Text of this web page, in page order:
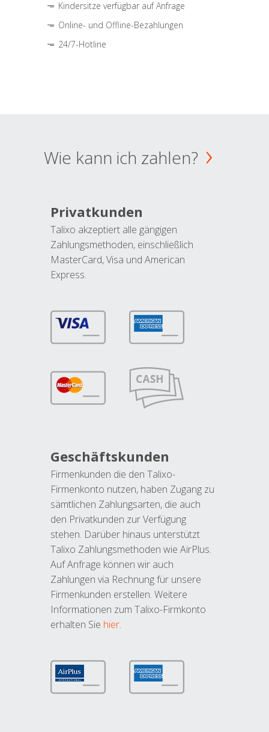
Kindersitze verfügbar auf Anfrage
Online- und Offline-Bezahlungen
24/7-Hotline
Wie kann ich zahlen?
Privatkunden
Talixo akzeptiert alle gängigen
Zahlungsmethoden, einschließlich
MasterCard, Visa und American
Express.
Geschäftskunden
Firmenkunden die den Talixo-
Firmenkonto nutzen, haben Zugang zu
sämtlichen Zahlungsarten, die auch
den Privatkunden zur Verfügung
stehen. Darüber hinaus unterstützt
Talixo Zahlungsmethoden wie AirPlus.
Auf Anfrage können wir auch
Zahlungen via Rechnung für unsere
Firmenkunden erstellen. Weitere
Informationen zum Talixo-Firmkonto
erhalten Sie hier.